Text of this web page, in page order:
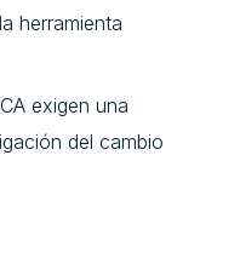
herramienta
exigen una
del cambio